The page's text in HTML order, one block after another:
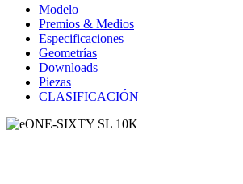
Modelo
Premios & Medios
Especificaciones
Geometrías
Downloads
Piezas
CLASIFICACIÓN